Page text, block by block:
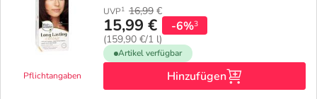
Pflichtangaben
UVP1 16,99 €
15,99 €
(159,90 €/1 l)
-6%3
Artikel verfügbar
Hinzufügen